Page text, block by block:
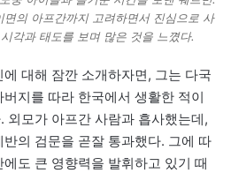
의 아프간까지 고려하면서 진심으로 사
각과 태도를 보며 많은 것을 느꼈다.
대해 잠깐 소개하자면, 그는 다국
지를 따라 한국에서 생활한 적이
외모가 아프간 사람과 흡사했는데,
의 검문을 곧잘 통과했다. 그에 따
도 큰 영향력을 발휘하고 있기 때